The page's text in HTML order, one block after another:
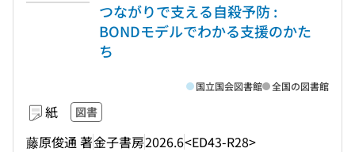
つながりで支える自殺予防 :
BONDモデルでわかる支援のかた
ち
紙 図書
藤原俊通 著金子書房2026.6<ED43-R28>
国立国会図書館 全国の図書館